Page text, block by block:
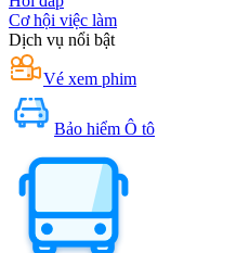
Cơ hội việc làm
Dịch vụ nổi bật
Vé xem phim
Bảo hiểm Ô tô